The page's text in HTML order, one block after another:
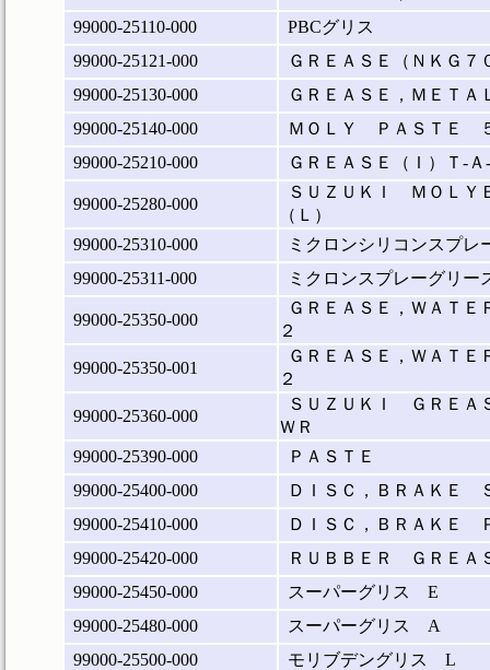
99000-25110-000
PBCグリス
99000-25121-000
ＧＲＥＡＳＥ（ＮＫＧ７
99000-25130-000
ＧＲＥＡＳＥ，ＭＥＴ
99000-25140-000
ＭＯＬＹ ＰＡＳＴＥ
99000-25210-000
ＧＲＥＡＳＥ（Ｉ）Ｔ‐
99000-25280-000
ＳＵＺＵＫＩ ＭＯＬＹ
（Ｌ）
99000-25310-000
ミクロンシリコンスプレ
99000-25311-000
ミクロンスプレーグリー
99000-25350-000
ＧＲＥＡＳＥ，ＷＡＴ
２
99000-25350-001
ＧＲＥＡＳＥ，ＷＡＴ
２
99000-25360-000
ＳＵＺＵＫＩ ＧＲＥ
ＷＲ
99000-25390-000
ＰＡＳＴＥ
99000-25400-000
ＤＩＳＣ，ＢＲＡＫＥ
99000-25410-000
ＤＩＳＣ，ＢＲＡＫＥ
99000-25420-000
ＲＵＢＢＥＲ ＧＲＥＡ
99000-25450-000
スーパーグリス E
99000-25480-000
スーパーグリス A
99000-25500-000
モリブデングリス L